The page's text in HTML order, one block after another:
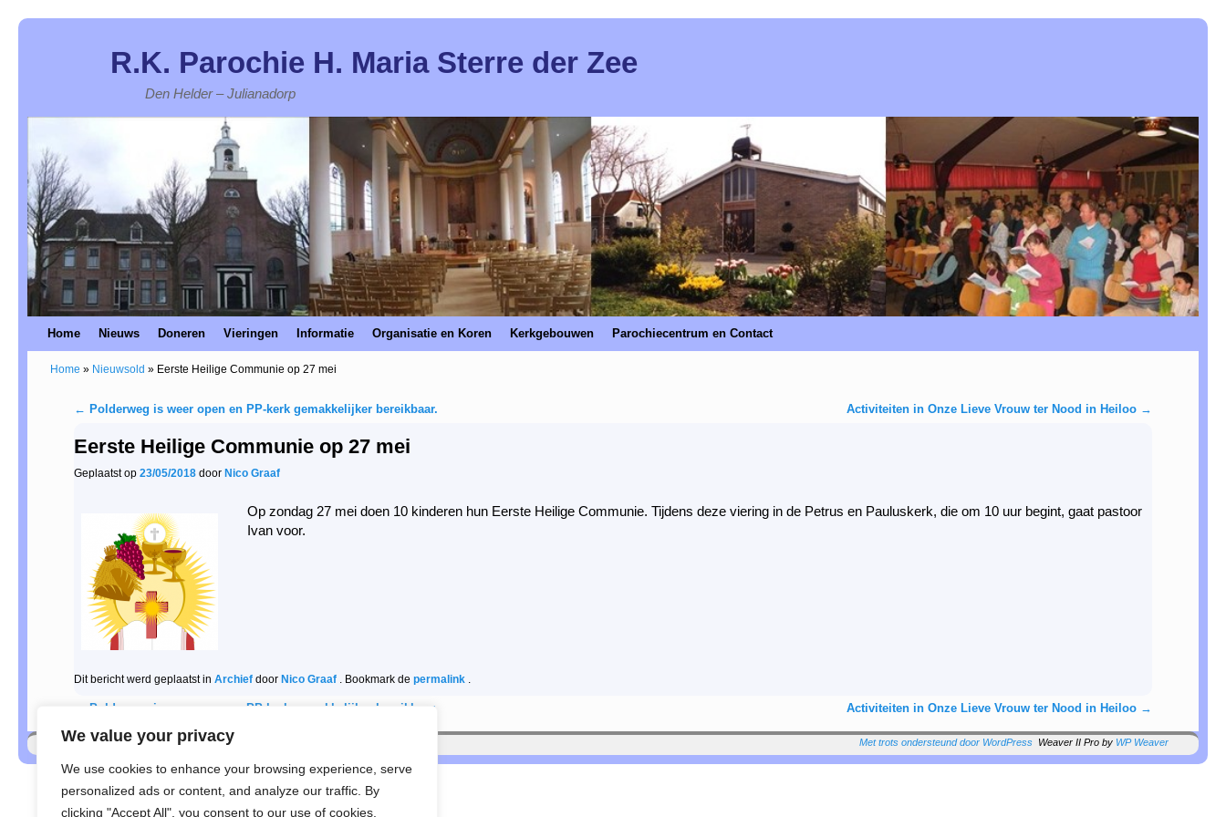
We value your privacy
We use cookies to enhance your browsing experience, serve
personalized ads or content, and analyze our traffic. By
clicking "Accept All", you consent to our use of cookies.
R.K. Parochie H. Maria Sterre der Zee
Den Helder – Julianadorp
Spring naar de primaire inhoud
Spring naar de secundaire inhoud
Home Nieuws Doneren Vieringen Informatie Organisatie en Koren Kerkgebouwen Parochiecentrum en Contact
Home » Nieuwsold » Eerste Heilige Communie op 27 mei
Berichtnavigatie
← Polderweg is weer open en PP-kerk gemakkelijker bereikbaar. Activiteiten in Onze Lieve Vrouw ter Nood in Heiloo →
Eerste Heilige Communie op 27 mei
Geplaatst op23/05/2018 door Nico Graaf
Op zondag 27 mei doen 10 kinderen hun Eerste Heilige Communie. Tijdens deze viering in de Petrus en Pauluskerk, die om 10 uur begint, gaat pastoor
Ivan voor.
Dit bericht werd geplaatst inArchief doorNico Graaf . Bookmark depermalink
Berichtnavigatie
Polderweg is weer open en PP-kerk gemakkelijker bereikbaar. Activiteiten in Onze Lieve Vrouw ter Nood in Heiloo →
© 2026 -R.K. Parochie H. Maria Sterre der Zee Met trots ondersteund door WordPress Weaver II Pro by WP Weaver